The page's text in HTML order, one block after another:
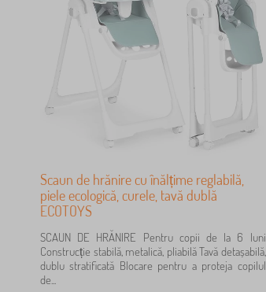
Scaun de hrănire cu înălțime reglabilă,
piele ecologică, curele, tavă dublă
ECOTOYS
SCAUN DE HRĂNIRE Pentru copii de la 6 luni
Construcție stabilă, metalică, pliabilă Tavă detașabilă,
dublu stratificată Blocare pentru a proteja copilul
de...